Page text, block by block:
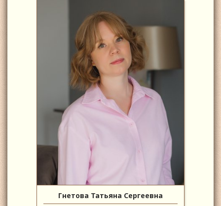
Гнетова Татьяна Сергеевна